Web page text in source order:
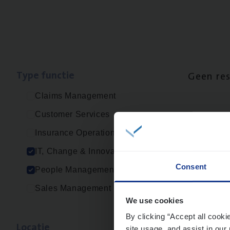
Consent
We use cookies
By clicking “Accept all
Claims Management
Customer Services
Insurance Operations
IT, Change & Innovation
People Management
Sales Management
Geen